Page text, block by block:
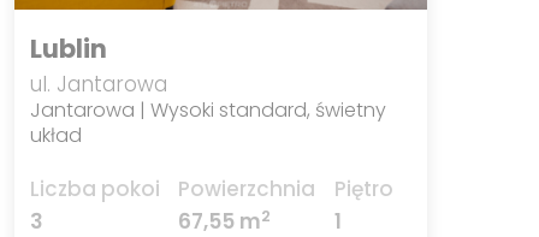
Lublin
ul. Jantarowa
Jantarowa | Wysoki standard, świetny
układ
Liczba pokoi
3
Powierzchnia
67,55 m2
Piętro
1